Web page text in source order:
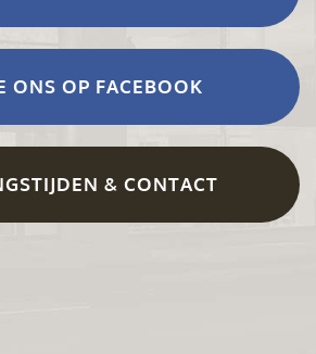
ONS OP FACEBOOK
& CONTACT